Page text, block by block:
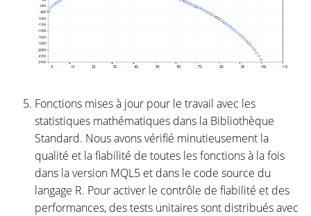
Fonctions mises à jour pour le travail avec les
statistiques mathématiques dans la Bibliothèque
Standard. Nous avons vérifié minutieusement la
qualité et la fiabilité de toutes les fonctions à la fois
dans la version MQL5 et dans le code source du
langage R. Pour activer le contrôle de fiabilité et des
performances, des tests unitaires sont distribués avec